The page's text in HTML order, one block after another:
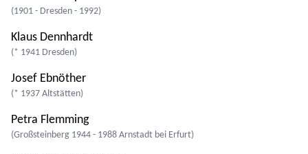
(1901 - Dresden - 1992)
Klaus Dennhardt
(* 1941 Dresden)
Josef Ebnöther
(* 1937 Altstätten)
Petra Flemming
(Großsteinberg 1944 - 1988 Arnstadt bei Erfurt)